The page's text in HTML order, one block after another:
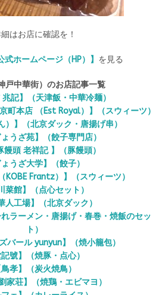
はお店に確認を！
式ホームページ（HP）】 を見る
戸中華街）のお店記事一覧
兆記】（天津飯・中華冷麺）
町本店 （Est Royal）】（スウィーツ）
）】（北京ダック・唐揚げ串）
ょうざ苑】（餃子専門店）
饅頭 老祥記 】（豚饅頭）
ょうざ大学】（餃子）
KOBE Frantz）】（スウィーツ）
菜館】（点心セット）
人工場】（北京ダック）
れラーメン・唐揚げ・春巻・焼飯のセッ
ト）
バール yunyun】（焼小籠包）
記號】（焼豚・点心）
鳥孝】（炭火焼鳥）
家荘】（焼鶏・エビマヨ）